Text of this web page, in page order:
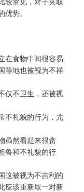
势。
在食物中间很容易
等地也被视为不祥
仅不卫生，还被视
不礼貌的行为，尤
虽然看起来很贪
鲁和不礼貌的行
这被视为不吉利的
应该重新取一对新